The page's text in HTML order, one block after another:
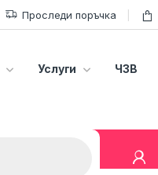
Проследи поръчка
Услуги ЧЗВ